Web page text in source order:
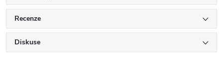
Recenze
Diskuse